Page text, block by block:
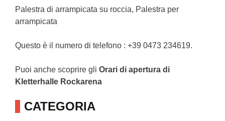
Palestra di arrampicata su roccia, Palestra per
arrampicata
Questo è il numero di telefono : +39 0473 234619.
Puoi anche scoprire gli Orari di apertura di
Kletterhalle Rockarena
CATEGORIA